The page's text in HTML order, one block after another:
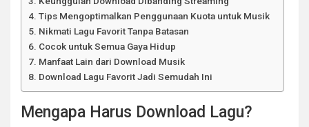
Tips Mengoptimalkan Penggunaan Kuota untuk Musik
Nikmati Lagu Favorit Tanpa Batasan
Cocok untuk Semua Gaya Hidup
Manfaat Lain dari Download Musik
Download Lagu Favorit Jadi Semudah Ini
Mengapa Harus Download Lagu?